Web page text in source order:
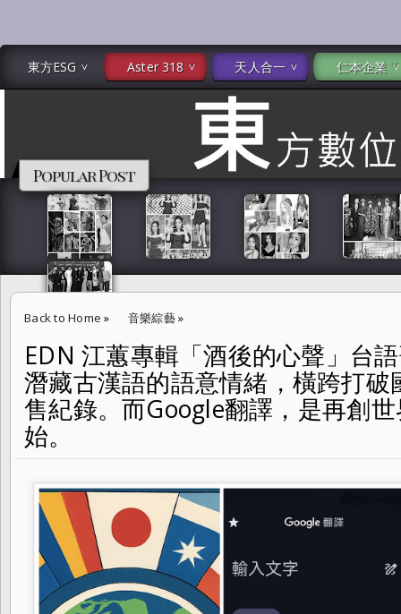
東方ESG Aster 318 天人合一 仁本企業
Popular Post
Back to Home » 音樂綜藝»
EDN 江蕙專輯「酒後的心聲」台語歌曲引出，台灣人心中潛藏古漢語
造百萬銷售紀錄。而Google翻譯，是再創世界文化連結的另一個開始。
EDN 江蕙專輯「酒後的心聲」台
潛藏古漢語的語意情緒，橫跨打
售紀錄。而Google翻譯，是再創
始。